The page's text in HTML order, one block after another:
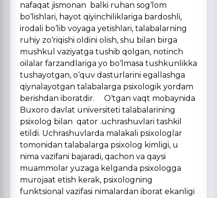
nafaqat jismonan balki ruhan sog‘lom
bo‘lishlari, hayot qiyinchiliklariga bardoshli,
irodali bo‘lib voyaga yetishlari, talabalarning
ruhiy zo‘riqishi oldini olish, shu bilan birga
mushkul vaziyatga tushib qolgan, notinch
oilalar farzandlariga yo bo‘lmasa tushkunlikka
tushayotgan, o‘quv dasturlarini egallashga
qiynalayotgan talabalarga psixologik yordam
berishdan iboratdir. O‘tgan vaqt mobaynida
Buxoro davlat universiteti talabalarining
psixolog bilan qator .uchrashuvlari tashkil
etildi. Uchrashuvlarda malakali psixologlar
tomonidan talabalarga psixolog kimligi, u
nima vazifani bajaradi, qachon va qaysi
muammolar yuzaga kelganda psixologga
murojaat etish kerak, psixologning
funktsional vazifasi nimalardan iborat ekanligi